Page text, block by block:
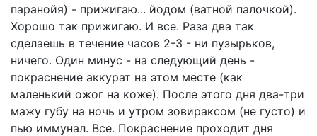
паранойя) - прижигаю... йодом (ватной палочкой).
Хорошо так прижигаю. И все. Раза два так
сделаешь в течение часов 2-3 - ни пузырьков,
ничего. Один минус - на следующий день -
покраснение аккурат на этом месте (как
маленький ожог на коже). После этого дня два-три
мажу губу на ночь и утром зовираксом (не густо) и
пью иммунал. Все. Покраснение проходит дня